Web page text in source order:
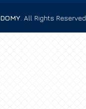
DOMY. All Rights Reserved.